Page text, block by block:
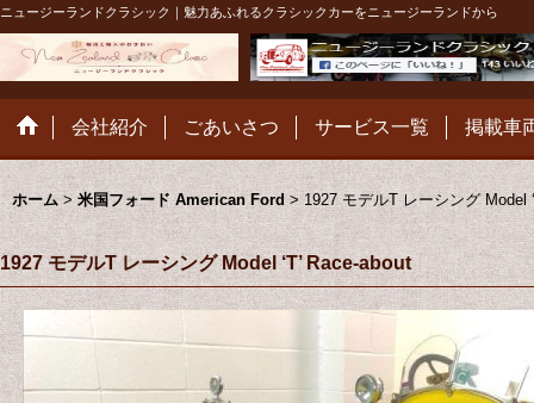
ニュージーランドクラシック｜魅力あふれるクラシックカーをニュージーランドから
会社紹介 ごあいさつ サービス一覧 掲載車
ホーム > 米国フォード American Ford > 1927 モデルT レーシング Model
1927 モデルT レーシング Model ‘T’ Race-about